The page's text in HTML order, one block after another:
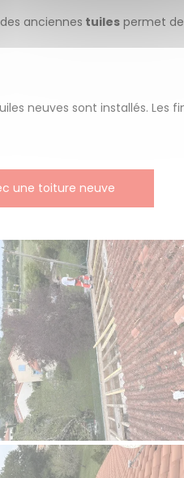
anciennes tuiles permet
neuves sont installés.
une toiture neuve